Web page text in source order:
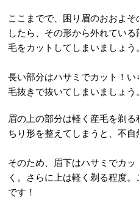
ここまでで、困り眉のおおよ
したら、その形から外れてい
毛をカットしてしまいましょう。
長い部分はハサミでカット！
毛抜きで抜いてしまいましょう。
眉の上の部分は軽く産毛を剃
ちり形を整えてしまうと、不自
そのため、眉下はハサミでカ
く。さらに上は軽く剃る程度
です！